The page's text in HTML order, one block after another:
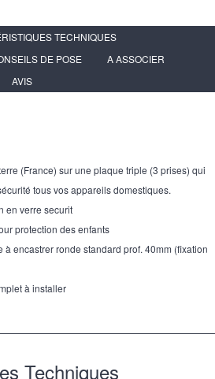
TECHNIQUES
DE POSE
A ASSOCIER
AVIS
(France) sur une plaque triple (3 prises) qui
tous vos appareils domestiques.
en verre securit
protection des enfants
encastrer ronde standard prof. 40mm (fixation
à installer
Techniques